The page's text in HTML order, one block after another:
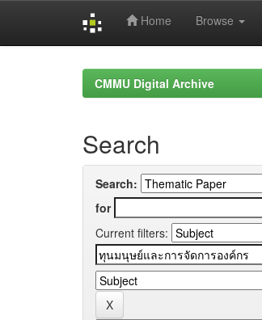
Home Browse
CMMU Digital Archive
Search
Search:
for
Current filters: